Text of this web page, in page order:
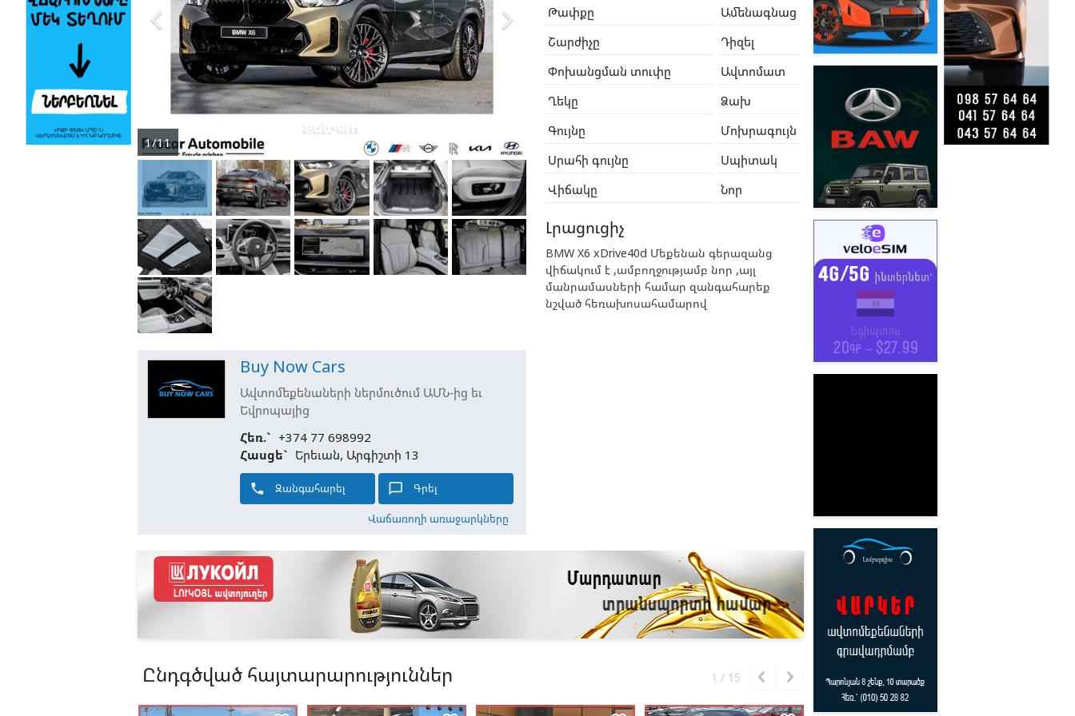
1/11
 
Buy Now Cars
Ավտոմեքենաների ներմուծում ԱՄՆ-ից եւ
Եվրոպայից
Հեռ.` +374 77 698992
Հասցե` Երեւան, Արգիշտի 13
phone Զանգահարել chat_bubble_outline Գրել
Վաճառողի առաջարկները
Թափքը
Ամենագնաց
Շարժիչը
Դիզել
Փոխանցման տուփը
Ավտոմատ
Ղեկը
Ձախ
Գույնը
Մոխրագույն
Սրահի գույնը
Սպիտակ
Վիճակը
Նոր
Լրացուցիչ
BMW X6 xDrive40d Մեքենան գերազանց
վիճակում է ,ամբողջությամբ նոր ,այլ
մանրամասների համար զանգահարեք
նշված հեռախոսահամարով
Ընդգծված հայտարարություններ